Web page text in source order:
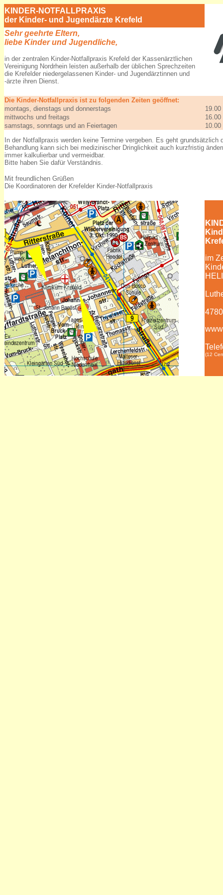
KINDER-NOTFALLPRAXIS
der Kinder- und Jugendärzte Krefeld
Sehr geehrte Eltern,
liebe Kinder und Jugendliche,
in der zentralen Kinder-Notfallpraxis Krefeld der Kassenärztlichen
Vereinigung Nordrhein leisten außerhalb der üblichen Sprechzeiten
die Krefelder niedergelassenen Kinder- und Jugendärztinnen und
-ärzte ihren Dienst.
Die Kinder-Notfallpraxis ist zu folgenden Zeiten geöffnet:
montags, dienstags und donnerstags
19.00
mittwochs und freitags
16.00
samstags, sonntags und an Feiertagen
10.00
In der Notfallpraxis werden keine Termine vergeben. Es geht grundsätzlich
Behandlung kann sich bei medizinischer Dringlichkeit auch kurzfristig
immer kalkulierbar und vermeidbar.
Bitte haben Sie dafür Verständnis.
Mit freundlichen Grüßen
Die Koordinatoren der Krefelder Kinder-Notfallpraxis
im
(12